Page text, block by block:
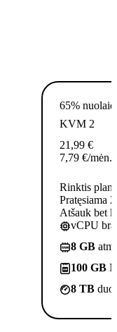
65%
KVM 2
21,99 €
7,79 €/mėn.
Rinktis planą
Pratęsiama
Atšauk bet
vCPU
8 GB
100 GB
8 TB